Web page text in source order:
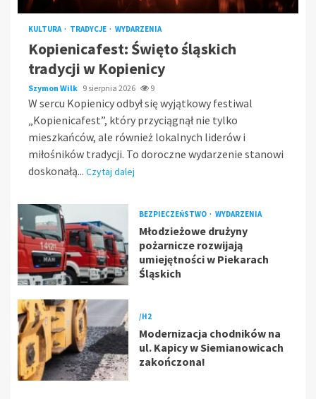
KULTURA TRADYCJE WYDARZENIA
Kopienicafest: Święto śląskich
tradycji w Kopienicy
Szymon Wilk 9 sierpnia 2026 9
W sercu Kopienicy odbył się wyjątkowy festiwal
„Kopienicafest”, który przyciągnął nie tylko
mieszkańców, ale również lokalnych liderów i
miłośników tradycji. To doroczne wydarzenie stanowi
doskonałą... Czytaj dalej
BEZPIECZEŃSTWO WYDARZENIA
Młodzieżowe drużyny
pożarnicze rozwijają
umiejętności w Piekarach
Śląskich
/H2
Modernizacja chodników na
ul. Kapicy w Siemianowicach
zakończona!